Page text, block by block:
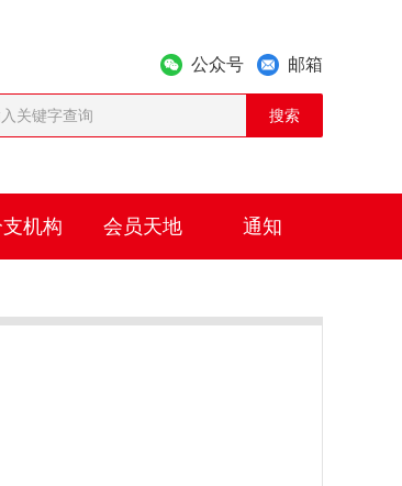
公众号 邮箱
机构 会员天地 通知